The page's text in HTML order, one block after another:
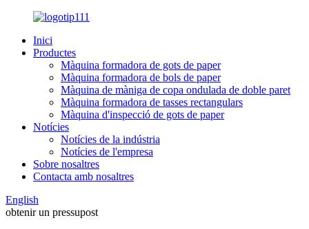
Inici
Productes
Màquina formadora de gots de paper
Màquina formadora de bols de paper
Màquina de màniga de copa ondulada de doble paret
Màquina formadora de tasses rectangulars
Màquina d'inspecció de gots de paper
Notícies
Notícies de la indústria
Notícies de l'empresa
Sobre nosaltres
Contacta amb nosaltres
English
obtenir un pressupost